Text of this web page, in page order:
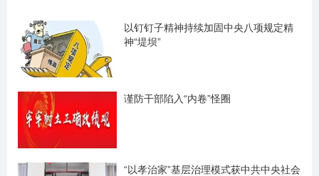
以钉钉子精神持续加固中央八项规定精
神“堤坝”
谨防干部陷入“内卷”怪圈
“以孝治家”基层治理模式获中共中央社会